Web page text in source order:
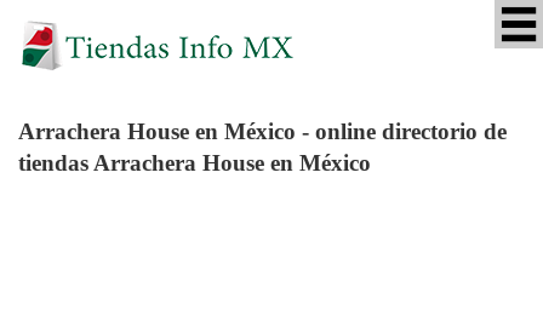
Arrachera House en México - online directorio de
tiendas Arrachera House en México